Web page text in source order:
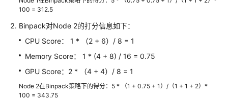
用
南
（巴
域）
100 = 312.5
Binpack对Node 2的打分信息如下：
CPU Score： 1 * （2 + 6）/ 8 = 1
Memory Score： 1 * (4 + 8) / 16 = 0.75
GPU Score：2 * （4 + 4）/ 8 = 1
Node 2在Binpack策略下的得分：5 * （1 + 0.75 + 1）/（1 + 1 + 2）*
100 = 343.75